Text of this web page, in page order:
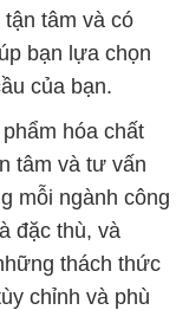
tâm và có
bạn lựa chọn
của bạn.
hóa chất
tâm và tư vấn
mỗi ngành công
đặc thù, và
thách thức
chỉnh và phù